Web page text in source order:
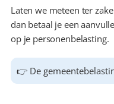
Laten we meteen ter
dan betaal je een
op je personenbelasting.
👉 De